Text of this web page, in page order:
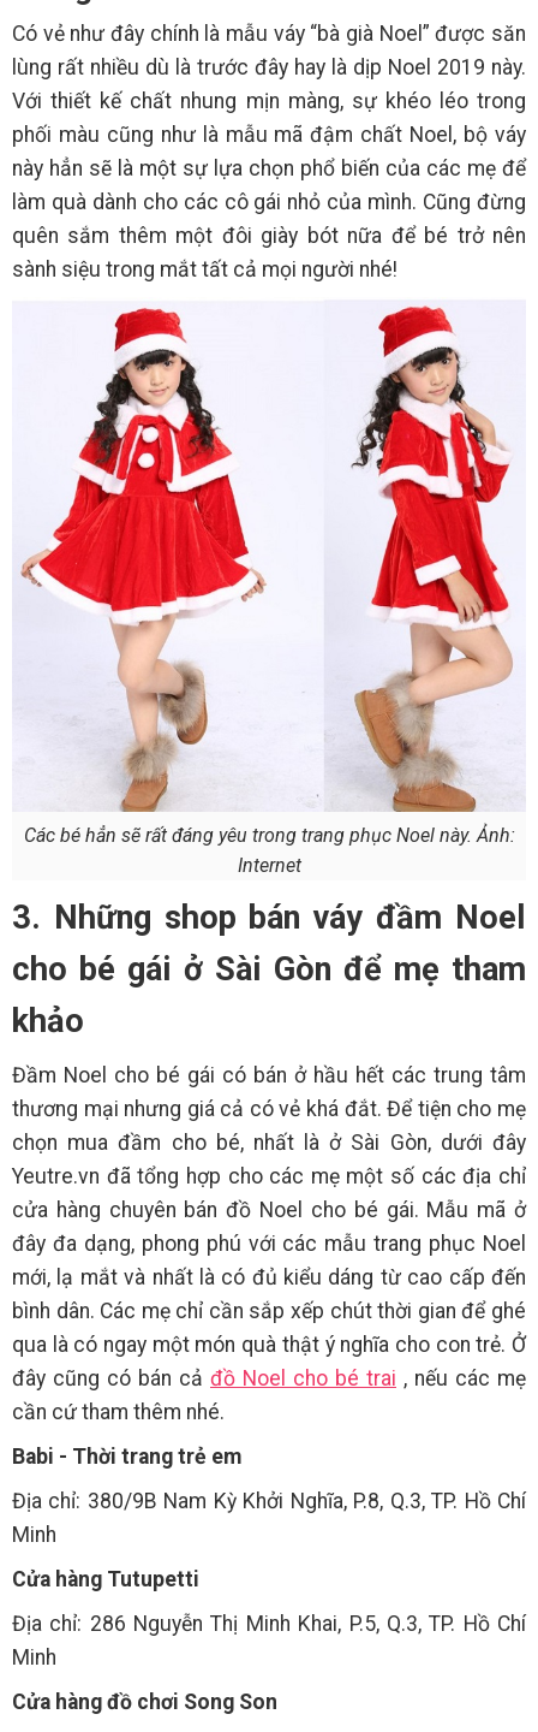
Có vẻ như đây chính là mẫu váy “bà già Noel” được săn
lùng rất nhiều dù là trước đây hay là dịp Noel 2019 này.
Với thiết kế chất nhung mịn màng, sự khéo léo trong
phối màu cũng như là mẫu mã đậm chất Noel, bộ váy
này hẳn sẽ là một sự lựa chọn phổ biến của các mẹ để
làm quà dành cho các cô gái nhỏ của mình. Cũng đừng
quên sắm thêm một đôi giày bót nữa để bé trở nên
sành siệu trong mắt tất cả mọi người nhé!
Các bé hẳn sẽ rất đáng yêu trong trang phục Noel này. Ảnh:
Internet
3. Những shop bán váy đầm Noel
cho bé gái ở Sài Gòn để mẹ tham
khảo
Đầm Noel cho bé gái có bán ở hầu hết các trung tâm
thương mại nhưng giá cả có vẻ khá đắt. Để tiện cho mẹ
chọn mua đầm cho bé, nhất là ở Sài Gòn, dưới đây
Yeutre.vn đã tổng hợp cho các mẹ một số các địa chỉ
cửa hàng chuyên bán đồ Noel cho bé gái. Mẫu mã ở
đây đa dạng, phong phú với các mẫu trang phục Noel
mới, lạ mắt và nhất là có đủ kiểu dáng từ cao cấp đến
bình dân. Các mẹ chỉ cần sắp xếp chút thời gian để ghé
qua là có ngay một món quà thật ý nghĩa cho con trẻ. Ở
đây cũng có bán cả đồ Noel cho bé trai , nếu các mẹ
cần cứ tham thêm nhé.
Babi - Thời trang trẻ em
Địa chỉ: 380/9B Nam Kỳ Khởi Nghĩa, P.8, Q.3, TP. Hồ Chí
Minh
Cửa hàng Tutupetti
Địa chỉ: 286 Nguyễn Thị Minh Khai, P.5, Q.3, TP. Hồ Chí
Minh
Cửa hàng đồ chơi Song Son